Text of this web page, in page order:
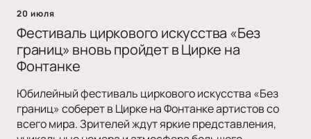
20 июля
Фестиваль циркового искусства «Без
границ» вновь пройдет в Цирке на
Фонтанке
Юбилейный фестиваль циркового искусства «Без
границ» соберет в Цирке на Фонтанке артистов со
всего мира. Зрителей ждут яркие представления,